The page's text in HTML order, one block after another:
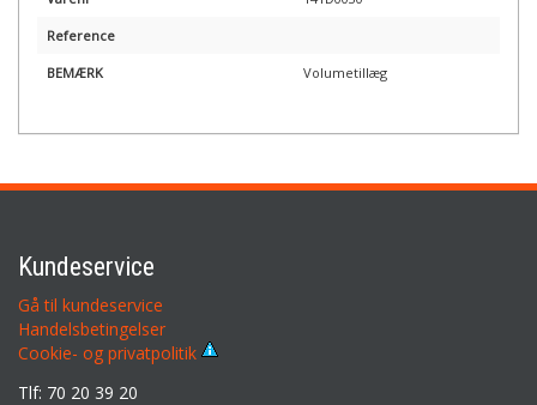
Reference
BEMÆRK Volumetillæg
Kundeservice
Gå til kundeservice
Handelsbetingelser
Cookie- og privatpolitik
Tlf: 70 20 39 20